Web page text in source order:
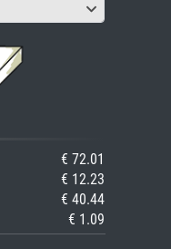
€ 72.01
€ 12.23
€ 40.44
€ 1.09